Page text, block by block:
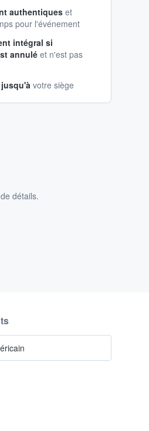
authentiques et
pour l'événement
intégral si
annulé et n'est pas
votre siège
détails.